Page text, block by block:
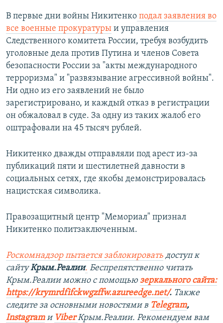
В первые дни войны Никитенко подал заявления во
все военные прокуратуры и управления
Следственного комитета России, требуя возбудить
уголовные дела против Путина и членов Совета
безопасности России за "акты международного
терроризма" и "развязывание агрессивной войны".
Ни одно из его заявлений не было
зарегистрировано, и каждый отказ в регистрации
он обжаловал в суде. За одну из таких жалоб его
оштрафовали на 45 тысяч рублей.
Никитенко дважды отправляли под арест из-за
публикаций пяти и шестилетней давности в
социальных сетях, где якобы демонстрировалась
нацистская символика.
Правозащитный центр "Мемориал" признал
Никитенко политзаключенным.
Роскомнадзор пытается заблокировать доступ к
сайтуКрым.Реалии. Беспрепятственно читать
Крым.Реалии можно с помощью зеркального сайта:
https://krymrdfifckwgzffw.azureedge.net/. ​ Также
следите за основными новостями в Telegram,
Instagram и ViberКрым.Реалии. Рекомендуем вам